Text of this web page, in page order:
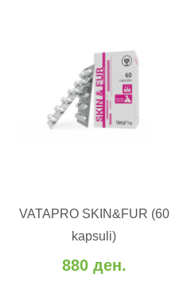
VATAPRO SKIN&FUR (60
kapsuli)
880 ден.
Додај во желби
Додај за споредба